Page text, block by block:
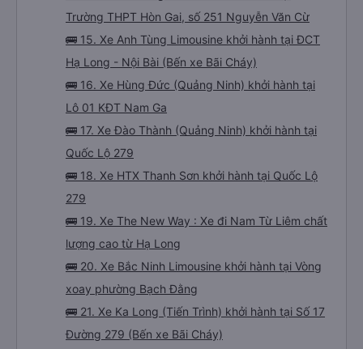
Trường THPT Hòn Gai, số 251 Nguyễn Văn Cừ
🚌 15. Xe Anh Tùng Limousine khởi hành tại ĐCT
Hạ Long - Nội Bài (Bến xe Bãi Cháy)
🚌 16. Xe Hùng Đức (Quảng Ninh) khởi hành tại
Lô 01 KĐT Nam Ga
🚌 17. Xe Đào Thành (Quảng Ninh) khởi hành tại
Quốc Lộ 279
🚌 18. Xe HTX Thanh Sơn khởi hành tại Quốc Lộ
279
🚌 19. Xe The New Way : Xe đi Nam Từ Liêm chất
lượng cao từ Hạ Long
🚌 20. Xe Bắc Ninh Limousine khởi hành tại Vòng
xoay phường Bạch Đằng
🚌 21. Xe Ka Long (Tiến Trình) khởi hành tại Số 17
Đường 279 (Bến xe Bãi Cháy)